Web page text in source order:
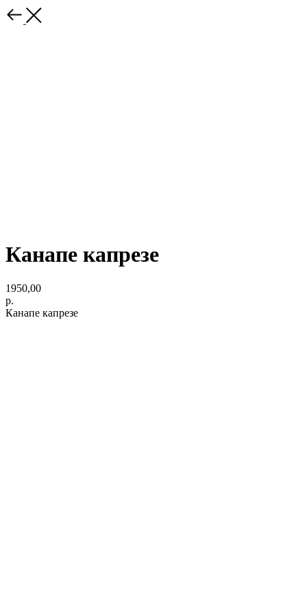
Канапе капрезе
1950,00
р.
Канапе капрезе